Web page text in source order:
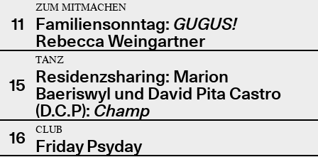
11
ZUM MITMACHEN
Familiensonntag: GUGUS!
Rebecca Weingartner
15
TANZ
Residenzsharing: Marion
Baeriswyl und David Pita Castro
(D.C.P): Champ
16
CLUB
Friday Psyday